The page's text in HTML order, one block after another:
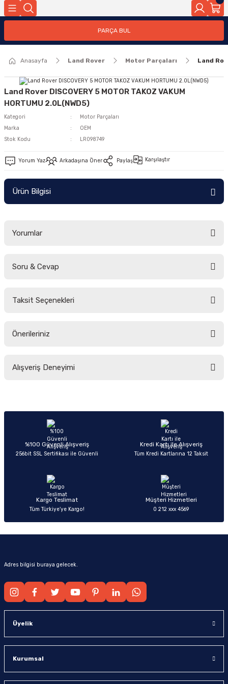
PARÇA BUL
Anasayfa Land Rover Motor Parçaları Land
Land Rover DISCOVERY 5 MOTOR TAKOZ VAKUM
HORTUMU 2.0L(NWD5)
Kategori
Motor Parçaları
Marka
OEM
Stok Kodu
LR098749
Yorum Yaz Arkadaşına Öner Paylaş Karşılaştır
Ürün Bilgisi
Yorumlar
Soru & Cevap
Taksit Seçenekleri
Önerileriniz
yetersiz gördüğünüz noktaları öneri formunu kullanarak tarafımıza
Ürün açıklamasında eksik bilgiler bulunuyor.
Ürün bilgilerinde hatalar bulunuyor.
Ürün fiyatı diğer sitelerden daha pahalı.
Alışveriş Deneyimi
Sitemize ilk yorumu siz yapın!
%100 Güvenli Alışveriş
256bit SSL Sertifikası ile Güvenli
Kredi Kartı ile Alışveriş
Tüm Kredi Kartlarına 12 Taksit
Kargo Teslimat
Tüm Türkiye’ye Kargo!
Müşteri Hizmetleri
0 212 xxx 4569
Adres bilgisi buraya gelecek.
Üyelik
Kurumsal